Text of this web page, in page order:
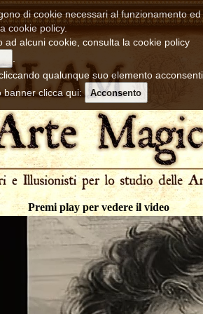
di cookie necessari al funzionamento ed
cookie policy.
ad alcuni cookie, consulta la cookie policy
qualunque suo elemento acconsenti
banner clicca qui: Acconsento
Premi play per vedere il video